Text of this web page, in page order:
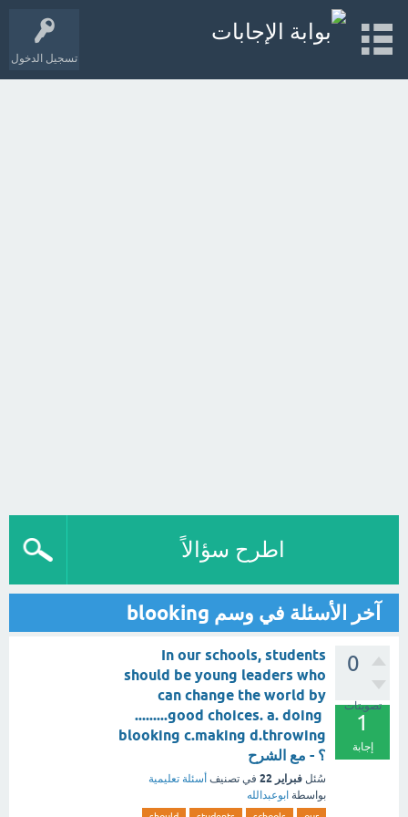
تسجيل الدخول
اطرح سؤالاً
آخر الأسئلة في وسم blooking
0
تصويتات
1
إجابة
In our schools, students
should be young leaders who
can change the world by
.........good choices. a. doing
blooking c.making d.throwing
؟ - مع الشرح
سُئل فبراير 22 في تصنيف أسئلة تعليمية
بواسطة ابوعبدالله